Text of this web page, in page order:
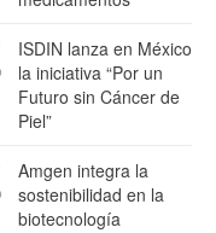
ISDIN lanza en México
la iniciativa “Por un
Futuro sin Cáncer de
Piel”
Amgen integra la
sostenibilidad en la
biotecnología